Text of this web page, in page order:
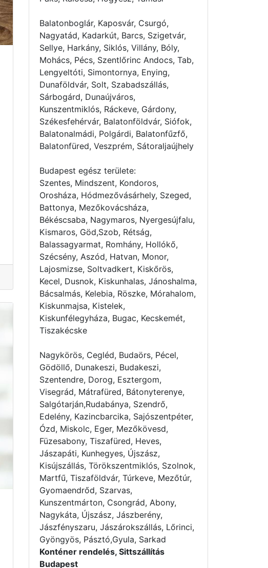
Balatonboglár, Kaposvár, Csurgó,
Nagyatád, Kadarkút, Barcs, Szigetvár,
Sellye, Harkány, Siklós, Villány, Bóly,
Mohács, Pécs, Szentlőrinc Andocs, Tab,
Lengyeltóti, Simontornya, Enying,
Dunaföldvár, Solt, Szabadszállás,
Sárbogárd, Dunaújváros,
Kunszentmiklós, Ráckeve, Gárdony,
Székesfehérvár, Balatonföldvár, Siófok,
Balatonalmádi, Polgárdi, Balatonfűzfő,
Balatonfüred, Veszprém, Sátoraljaújhely
Budapest egész területe:
Szentes, Mindszent, Kondoros,
Orosháza, Hódmezővásárhely, Szeged,
Battonya, Mezőkovácsháza,
Békéscsaba, Nagymaros, Nyergesújfalu,
Kismaros, Göd,Szob, Rétság,
Balassagyarmat, Romhány, Hollókő,
Szécsény, Aszód, Hatvan, Monor,
Lajosmizse, Soltvadkert, Kiskőrös,
Kecel, Dusnok, Kiskunhalas, Jánoshalma,
Bácsalmás, Kelebia, Röszke, Mórahalom,
Kiskunmajsa, Kistelek,
Kiskunfélegyháza, Bugac, Kecskemét,
Tiszakécske
Nagykörös, Cegléd, Budaörs, Pécel,
Gödöllő, Dunakeszi, Budakeszi,
Szentendre, Dorog, Esztergom,
Visegrád, Mátrafüred, Bátonyterenye,
Salgótarján,Rudabánya, Szendrő,
Edelény, Kazincbarcika, Sajószentpéter,
Ózd, Miskolc, Eger, Mezőkövesd,
Füzesabony, Tiszafüred, Heves,
Jászapáti, Kunhegyes, Újszász,
Kisújszállás, Törökszentmiklós, Szolnok,
Martfű, Tiszaföldvár, Túrkeve, Mezőtúr,
Gyomaendrőd, Szarvas,
Kunszentmárton, Csongrád, Abony,
Nagykáta, Újszász, Jászberény,
Jászfényszaru, Jászárokszállás, Lőrinci,
Gyöngyös, Pásztó,Gyula, Sarkad
Konténer rendelés, Sittszállítás
Budapest